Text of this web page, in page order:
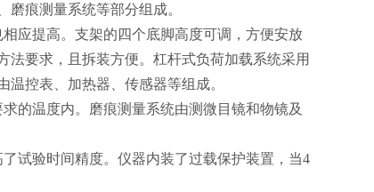
痕测量系统等部分组成。
应提高。支架的四个底脚高度可调，方便安放
要求，且拆装方便。杠杆式负荷加载系统采用
控表、加热器、传感器等组成。
的温度内。磨痕测量系统由测微目镜和物镜及
试验时间精度。仪器内装了过载保护装置，当4